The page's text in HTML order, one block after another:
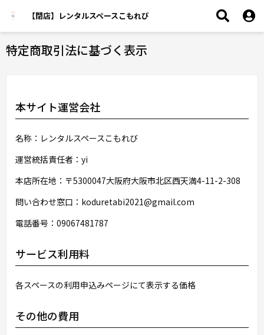
【閉店】レンタルスペースこもれび
特定商取引法に基づく表示
本サイト運営会社
名称：レンタルスペースこもれび
運営統括責任者：yi
本店所在地：〒5300047大阪府大阪市北区西天満4-11-2-308
問い合わせ窓口：koduretabi2021@gmail.com
電話番号：09067481787
サービス利用料
各スペースの利用申込みページにて表示する価格
その他の費用